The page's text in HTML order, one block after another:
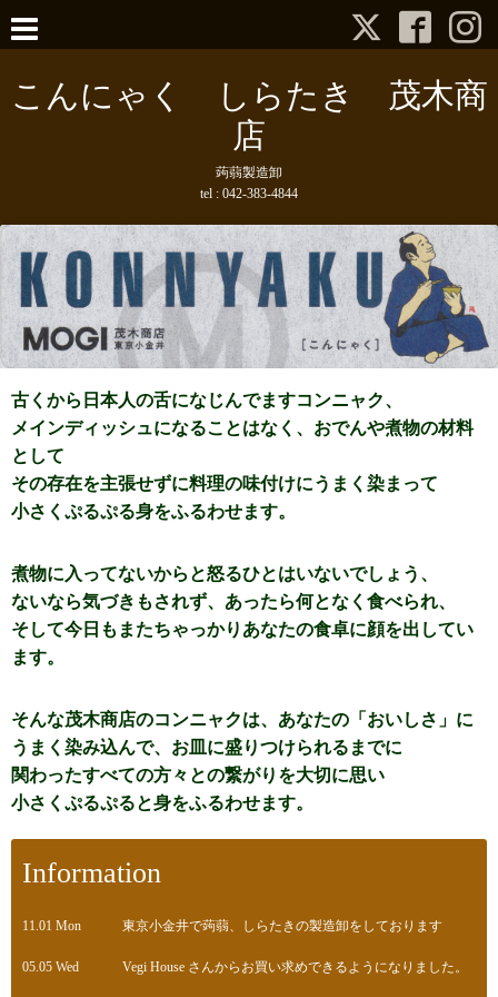
こんにゃく しらたき 茂木商
店
蒟蒻製造卸
tel : 042-383-4844
古くから日本人の舌になじんでますコンニャク、
メインディッシュになることはなく、おでんや煮物の材料
として
その存在を主張せずに料理の味付けにうまく染まって
小さくぷるぷる身をふるわせます。
煮物に入ってないからと怒るひとはいないでしょう、
ないなら気づきもされず、あったら何となく食べられ、
そして今日もまたちゃっかりあなたの食卓に顔を出してい
ます。
そんな茂木商店のコンニャクは、あなたの「おいしさ」に
うまく染み込んで、お皿に盛りつけられるまでに
関わったすべての方々との繋がりを大切に思い
小さくぷるぷると身をふるわせます。
Information
11.01 Mon 東京小金井で蒟蒻、しらたきの製造卸をしております
05.05 Wed Vegi House さんからお買い求めできるようになりました。